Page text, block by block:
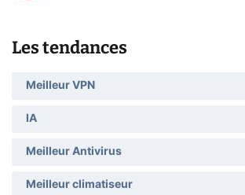
Les tendances
Meilleur VPN
IA
Meilleur Antivirus
Meilleur climatiseur